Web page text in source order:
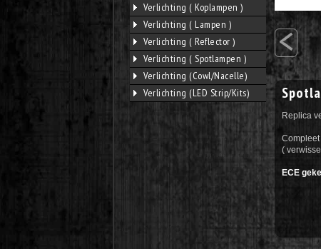
Verlichting ( Koplampen )
Verlichting ( Lampen )
Verlichting ( Reflector )
Verlichting ( Spotlampen )
Verlichting (Cowl/Nacelle)
Verlichting (LED Strip/Kits)
<
Replica
(
ECE